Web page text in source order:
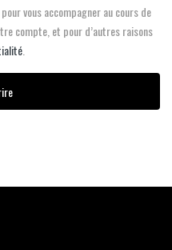
vous accompagner au cours de
compte, et pour d’autres raisons
.